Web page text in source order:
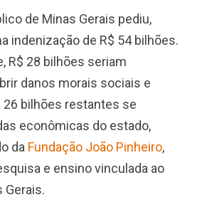
de Minas Gerais pediu,
indenização de R$ 54 bilhões.
R$ 28 bilhões seriam
danos morais sociais e
26 bilhões restantes se
econômicas do estado,
da Fundação João Pinheiro,
e ensino vinculada ao
Gerais.